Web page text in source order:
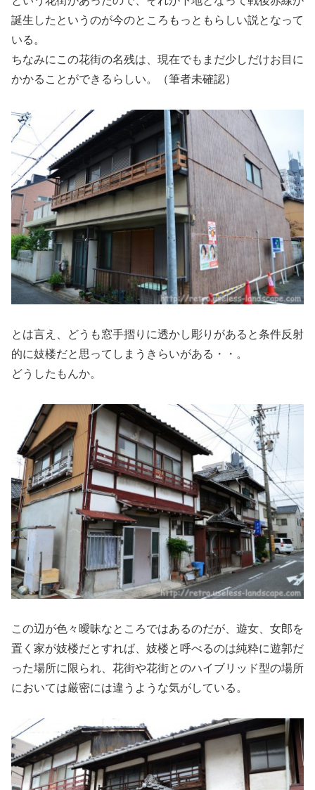
誕生したというのが今のところもっともらしい説となって
いる。
ちなみにこの花街の名残は、現在でもまだ少しだけお目に
かかることができるらしい。（筆者未確認）
とは言え、どうも窓手摺りに透かし彫りがあると条件反射
的に妓楼だと思ってしまうきらいがある・・。
どうしたもんか。
この辺が色々曖昧なところではあるのだが、遊女、女郎を
置く家が妓楼だとすれば、妓楼と呼べるのは純粋に遊郭だ
った場所に限られ、花街や花街とのハイブリッド型の場所
においては厳密には違うような気がしている。